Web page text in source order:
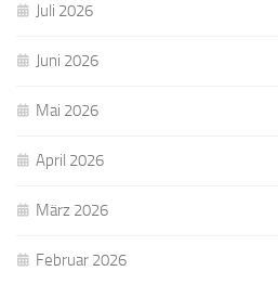
Juli 2026
Juni 2026
Mai 2026
April 2026
März 2026
Februar 2026